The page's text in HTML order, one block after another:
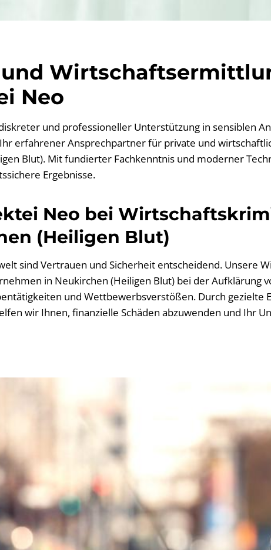
Neo
und professioneller Unterstützung in sensiblen
erfahrener Ansprechpartner für private und
Blut). Mit fundierter Fachkenntnis und moderner
Ergebnisse.
Neo bei
(Heiligen Blut)
sind Vertrauen und Sicherheit entscheidend. Unsere
in Neukirchen (Heiligen Blut) bei der Aufklärung
und Wettbewerbsverstößen. Durch gezielte
wir Ihnen, finanzielle Schäden abzuwenden und Ihr